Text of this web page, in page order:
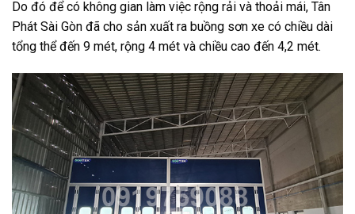
Do đó để có không gian làm việc rộng rải và thoải mái, Tân
Phát Sài Gòn đã cho sản xuất ra buồng sơn xe có chiều dài
tổng thể đến 9 mét, rộng 4 mét và chiều cao đến 4,2 mét.